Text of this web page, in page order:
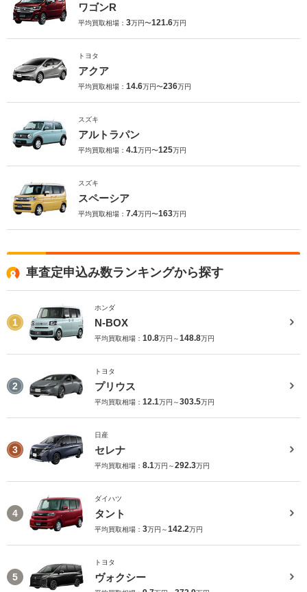
ワゴンR
平均買取相場： 3万円〜121.6万円
トヨタ
アクア
平均買取相場： 14.6万円〜236万円
スズキ
アルトラパン
平均買取相場： 4.1万円〜125万円
スズキ
スペーシア
平均買取相場： 7.4万円〜163万円
車査定申込み数ランキングから探す
1
ホンダ
N-BOX
平均買取相場： 10.8万円～148.8万円
2
トヨタ
プリウス
平均買取相場： 12.1万円～303.5万円
3
日産
セレナ
平均買取相場： 8.1万円～292.3万円
4
ダイハツ
タント
平均買取相場： 3万円～142.2万円
5
トヨタ
ヴォクシー